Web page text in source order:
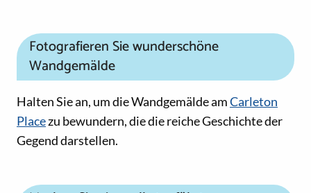
Fotografieren Sie wunderschöne
Wandgemälde
Halten Sie an, um die Wandgemälde amCarleton
Placezu bewundern, die die reiche Geschichte der
Gegend darstellen.